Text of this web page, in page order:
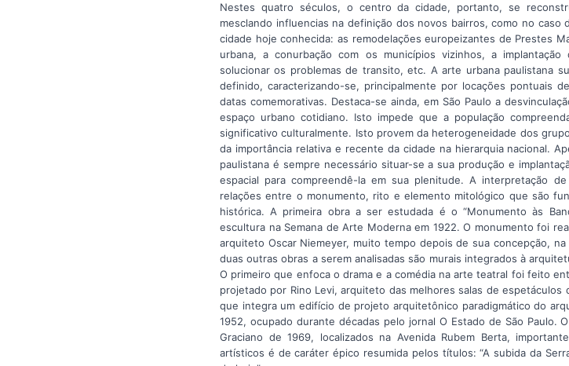
Nestes quatro séculos, o centro da cidade, portanto, se
mesclando influencias na definição dos novos bairros, como no caso
cidade hoje conhecida: as remodelações europeizantes de Prestes
urbana, a conurbação com os municípios vizinhos, a
solucionar os problemas de transito, etc. A arte urbana paulistana
definido, caracterizando-se, principalmente por locações pontuais
datas comemorativas. Destaca-se ainda, em São Paulo a
espaço urbano cotidiano. Isto impede que a população
significativo culturalmente. Isto provem da heterogeneidade dos
da importância relativa e recente da cidade na hierarquia nacional.
paulistana é sempre necessário situar-se a sua produção e
espacial para compreendê-la em sua plenitude. A interpretação
relações entre o monumento, rito e elemento mitológico que são
histórica. A primeira obra a ser estudada é o “Monumento às
escultura na Semana de Arte Moderna em 1922. O monumento foi
arquiteto Oscar Niemeyer, muito tempo depois de sua concepção,
duas outras obras a serem analisadas são murais integrados à
O primeiro que enfoca o drama e a comédia na arte teatral foi feito
projetado por Rino Levi, arquiteto das melhores salas de espetáculos
que integra um edifício de projeto arquitetônico paradigmático do
1952, ocupado durante décadas pelo jornal O Estado de São Paulo.
Graciano de 1969, localizados na Avenida Rubem Berta,
artísticos é de caráter épico resumida pelos títulos: “A subida da